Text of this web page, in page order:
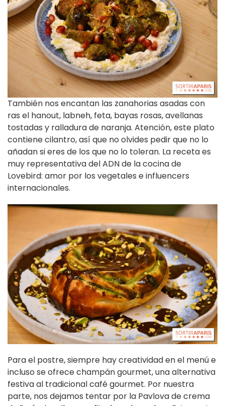
También nos encantan las zanahorias asadas con
ras el hanout, labneh, feta, bayas rosas, avellanas
tostadas y ralladura de naranja. Atención, este plato
contiene cilantro, así que no olvides pedir que no lo
añadan si eres de los que no lo toleran. La receta es
muy representativa del ADN de la cocina de
Lovebird: amor por los vegetales e influencers
internacionales.
Para el postre, siempre hay creatividad en el menú e
incluso se ofrece champán gourmet, una alternativa
festiva al tradicional café gourmet. Por nuestra
parte, nos dejamos tentar por la Pavlova de crema